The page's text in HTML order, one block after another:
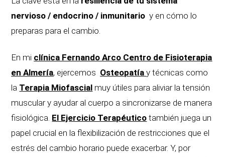
nervioso / endocrino / inmunitario y en cómo lo
preparas para el cambio.
En mi clínica Fernando Arco Centro de Fisioterapia
en Almería, ejercemos Osteopatía y técnicas como
la Terapia Miofascial muy útiles para aliviar la tensión
muscular y ayudar al cuerpo a sincronizarse de manera
fisiológica. El Ejercicio Terapéutico también juega un
papel crucial en la flexibilización de restricciones que el
estrés del cambio horario puede exacerbar. Y, por